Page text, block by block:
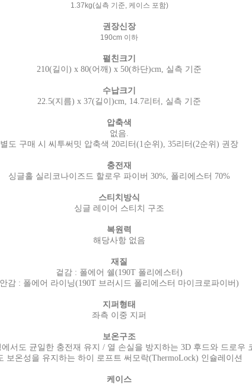
1.37kg(실측 기준, 케이스 포함)
권장신장
190cm 이하
펼친크기
210(길이) x 80(어깨) x 50(하단)cm, 실측 기준
수납크기
22.5(지름) x 37(길이)cm, 14.7리터, 실측 기준
압축색
없음.
별도 구매 시 씨투써밋 압축색 20리터(1순위), 35리터(2순위) 권장
충전재
싱글홀 실리코나이즈드 할로우 파이버 30%, 폴리에스터 70%
스티치방식
싱글 레이어 스티치 구조
복원력
해당사항 없음
재질
겉감 : 폴에어 쉘(190T 폴리에스터)
안감 : 폴에어 라이닝(190T 브러시드 폴리에스터 마이크로파이버)
지퍼형태
좌측 이중 지퍼
보온구조
서도 균일한 충전재 유지 / 열 손실을 방지하는 3D 후드와 드로
보온성을 유지하는 하이 로프트 써모락(ThermoLock) 인슐레이션
케이스